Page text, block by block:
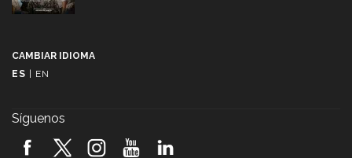
2026! (video)
CAMBIAR IDIOMA
ES | EN
Síguenos